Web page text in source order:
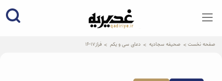
qadiriye.ir
نشریه ی غدیریه-بیانات استاد
صفحه نخست صحیفه سجادیه دعای سی و یکم فراز17-16